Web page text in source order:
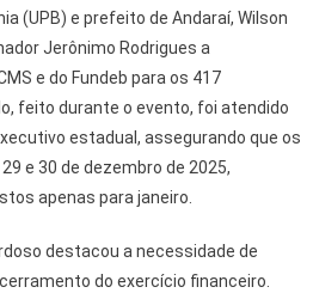
(UPB) e prefeito de Andaraí, Wilson
Jerônimo Rodrigues a
e do Fundeb para os 417
feito durante o evento, foi atendido
estadual, assegurando que os
e 30 de dezembro de 2025,
apenas para janeiro.
destacou a necessidade de
do exercício financeiro.